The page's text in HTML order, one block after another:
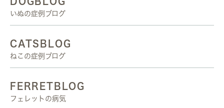
いぬの症例ブログ
CATSBLOG
ねこの症例ブログ
FERRETBLOG
フェレットの病気